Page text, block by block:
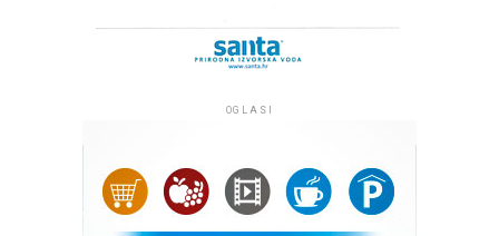
Kip Marije s Isusom, oboje s krunama na glavi, izrađen je
od plemenitog bračkog kamena i visok je tri metra, a s
OGLASI